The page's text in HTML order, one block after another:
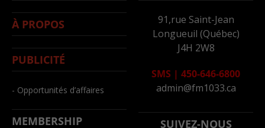
À PROPOS
PUBLICITÉ
- Opportunités d’affaires
MEMBERSHIP
91,rue Saint-Jean
Longueuil (Québec)
J4H 2W8
SMS | 450-646-6800
admin@fm1033.ca
SUIVEZ-NOUS